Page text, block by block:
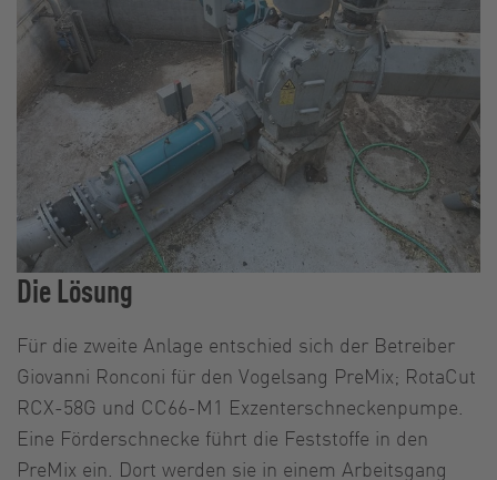
Die Lösung
Für die zweite Anlage entschied sich der Betreiber
Giovanni Ronconi für den Vogelsang PreMix; RotaCut
RCX-58G und CC66-M1 Exzenterschneckenpumpe.
Eine Förderschnecke führt die Feststoffe in den
PreMix ein. Dort werden sie in einem Arbeitsgang